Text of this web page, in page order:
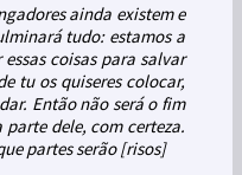
ainda existem e
tudo: estamos a
coisas para salvar
tu os quiseres colocar,
Então não será o fim
dele, com certeza.
partes serão [risos]